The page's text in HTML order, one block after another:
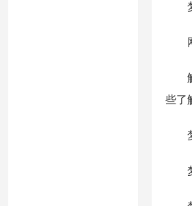
梦
网
解
些了
梦
梦